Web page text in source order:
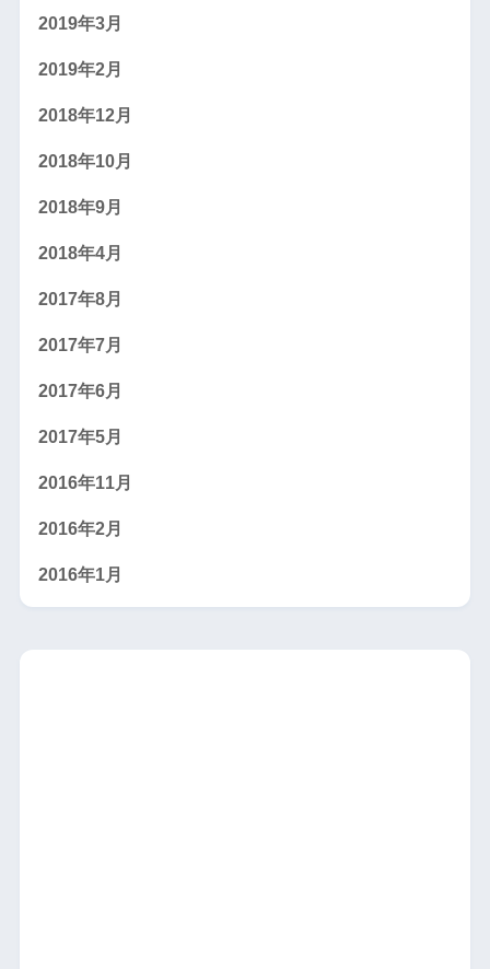
2019年3月
2019年2月
2018年12月
2018年10月
2018年9月
2018年4月
2017年8月
2017年7月
2017年6月
2017年5月
2016年11月
2016年2月
2016年1月